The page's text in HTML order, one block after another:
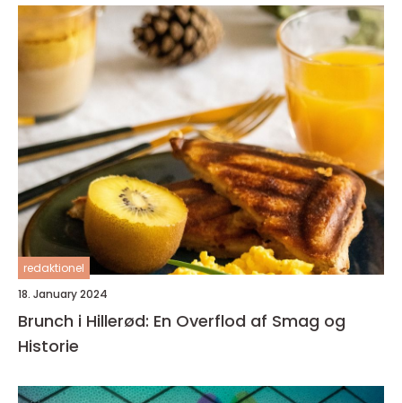
redaktionel
18. January 2024
Brunch i Hillerød: En Overflod af Smag og
Historie